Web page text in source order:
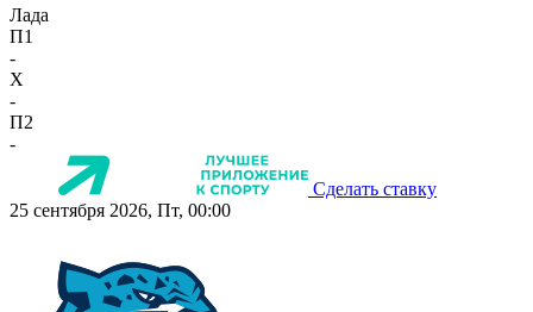
Лада
П1
-
X
-
П2
-
Сделать ставку
25 сентября 2026, Пт, 00:00